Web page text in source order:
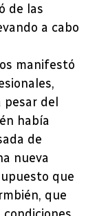
de las
a cabo
manifestó
pesar del
había
de
nueva
que
que